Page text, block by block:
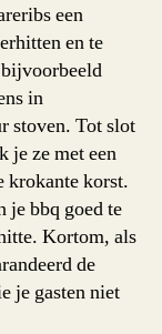
een
en te
in
stoven. Tot slot
je ze met een
krokante korst.
je bbq goed te
Kortom, als
de
je gasten niet